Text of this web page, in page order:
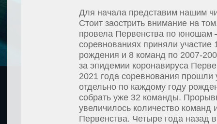
Для начала представим нашим
Стоит заострить внимание на
провела Первенства по юношам
соревнованиях приняли
рождения и 8 команд по 2007-
за эпидемии коронавируса
2021 года соревнования прошли
отдельно по каждому году
собрать уже 32 команды.
увеличилось количество команд
Первенства. Четыре года назад